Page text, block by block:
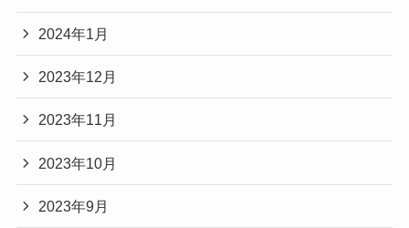
2024年1月
2023年12月
2023年11月
2023年10月
2023年9月